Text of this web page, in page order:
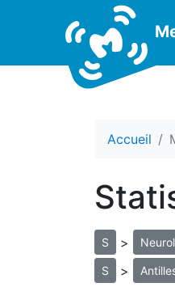
Accueil
S >
S >